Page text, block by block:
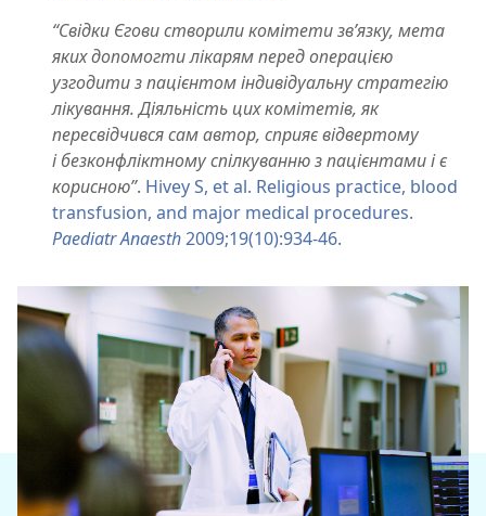
“Свідки Єгови створили комітети зв’язку, мета
яких допомогти лікарям перед операцією
узгодити з пацієнтом індивідуальну стратегію
лікування. Діяльність цих комітетів, як
пересвідчився сам автор, сприяє відвертому
і безконфліктному спілкуванню з пацієнтами і є
корисною”. Hivey S, et al. Religious practice, blood
transfusion, and major medical procedures.
Paediatr Anaesth2009;19(10):934-46.